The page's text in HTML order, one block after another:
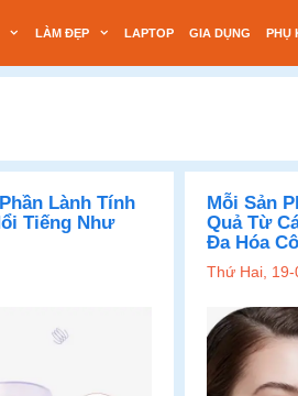
LÀM ĐẸP LAPTOP GIA DỤNG PHỤ
Lành Tính
Tiếng Như
Mỗi Sản
Quả Từ
Đa Hóa
Thứ Hai,